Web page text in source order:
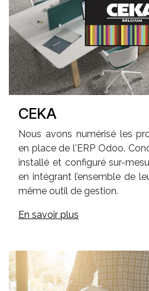
CEKA
Nous avons numérisé les
en place de l'ERP Odoo.
installé et configuré sur-
en intégrant l’ensemble de
même outil de gestion.
En savoir plus